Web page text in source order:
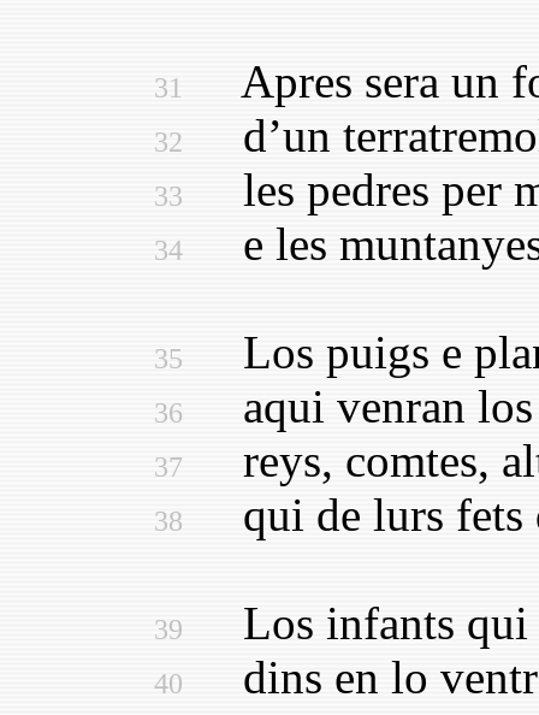
31 Apres sera un
32 d’un
33 les pedres per
34 e les
35 Los puigs e
36 aqui venran los
37 reys, comtes,
38 qui de lurs fets
39 Los infants qui
40
dins en lo